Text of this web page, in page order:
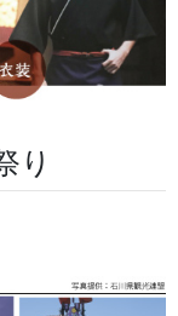
股引、手拭
り